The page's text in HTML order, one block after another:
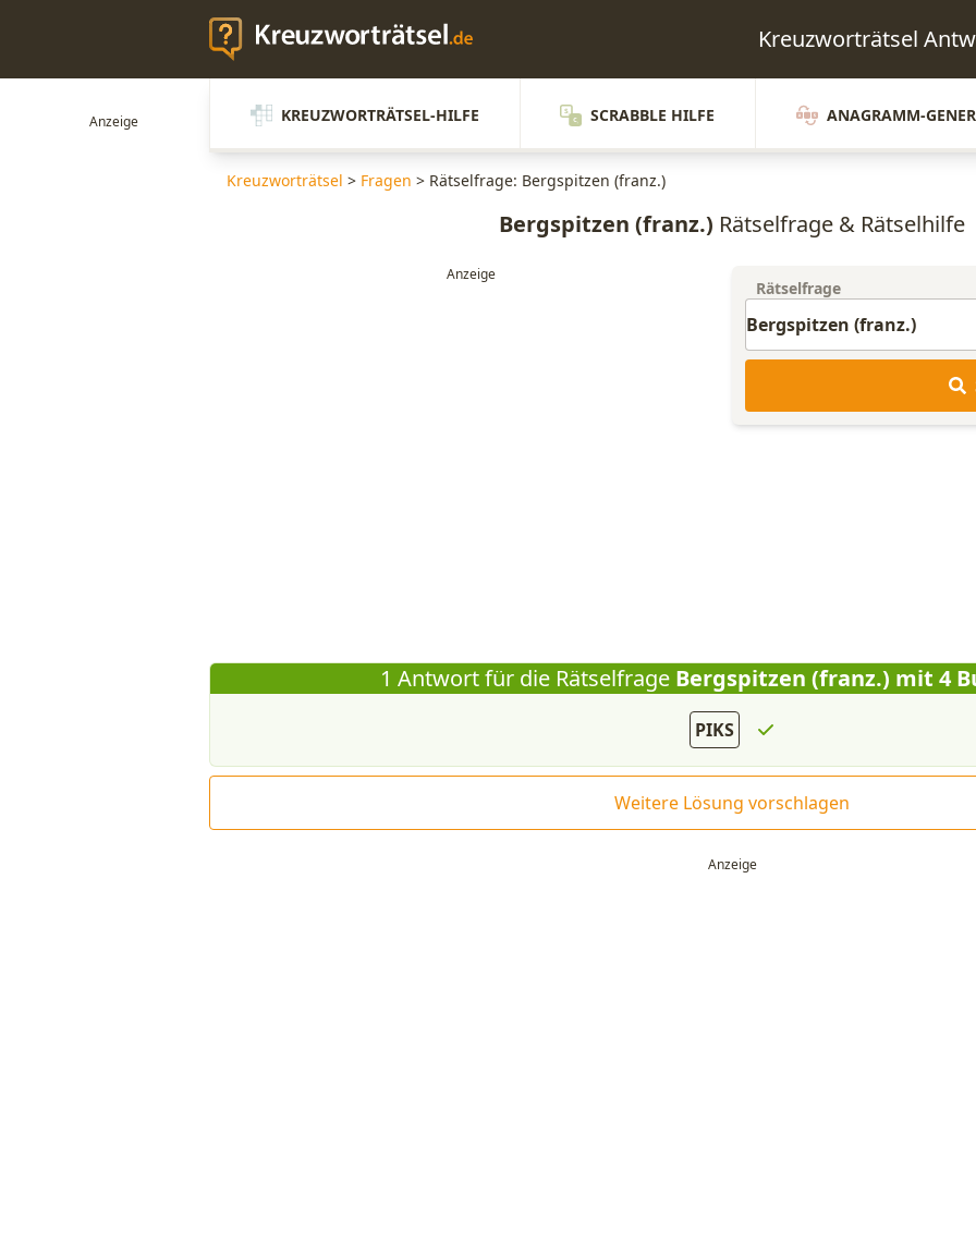
Kreuzworträtsel
KREUZWORTRÄTSEL-HILFE SCRABBLE HILFE ANAGRAMM-
Kreuzworträtsel > Fragen > Rätselfrage: Bergspitzen (franz.)
Bergspitzen (franz.) Rätselfrage & Rätselhilfe
Rätselfrage
1 Antwort für die RätselfrageBergspitzen (franz.) mit 4
PIKS
Weitere Lösung vorschlagen